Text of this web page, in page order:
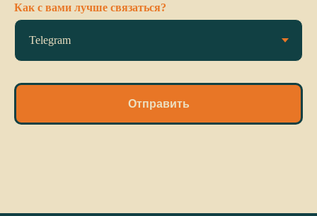
Как с вами лучше связаться?
Отправить